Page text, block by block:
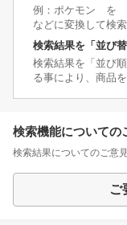
例：ポケモン を
などに変換して検
検索結果を「並び
検索結果を「並び
る事により、商品
検索機能についての
検索結果についてのご意
ご